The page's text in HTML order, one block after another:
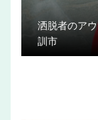
洒脱者のア
訓市